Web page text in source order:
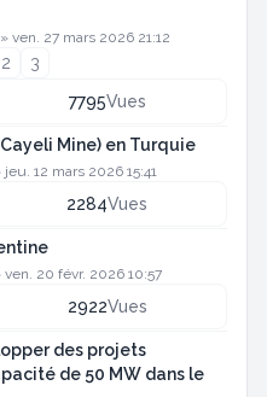
» ven. 27 mars 2026 21:12
2
3
7795Vues
Mine) en Turquie
jeu. 12 mars 2026 15:41
2284Vues
ven. 20 févr. 2026 10:57
2922Vues
des projets
de 50 MW dans le